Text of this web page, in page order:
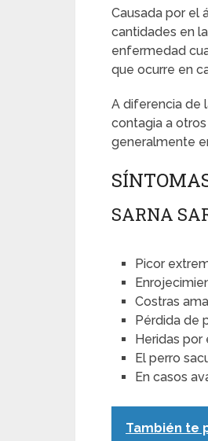
Causada por el
cantidades en
enfermedad
que ocurre en
A diferencia de
contagia a
generalmente
SARNA
Picor
Costras
Pérdida de
Heridas por
El perro
En casos
También te